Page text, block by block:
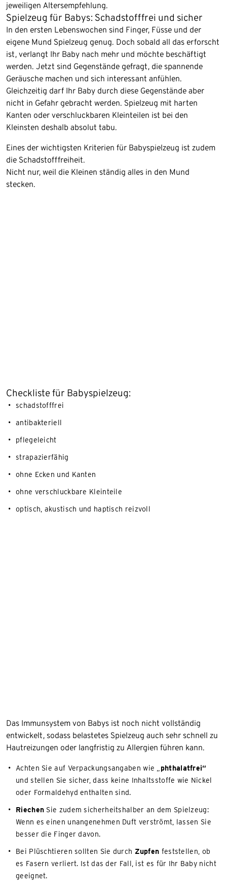
jeweiligen Altersempfehlung.
Spielzeug für Babys: Schadstofffrei und sicher
In den ersten Lebenswochen sind Finger, Füsse und der
eigene Mund Spielzeug genug. Doch sobald all das erforscht
ist, verlangt Ihr Baby nach mehr und möchte beschäftigt
werden. Jetzt sind Gegenstände gefragt, die spannende
Geräusche machen und sich interessant anfühlen.
Gleichzeitig darf Ihr Baby durch diese Gegenstände aber
nicht in Gefahr gebracht werden. Spielzeug mit harten
Kanten oder verschluckbaren Kleinteilen ist bei den
Kleinsten deshalb absolut tabu.
Eines der wichtigsten Kriterien für Babyspielzeug ist zudem
die Schadstofffreiheit.
Nicht nur, weil die Kleinen ständig alles in den Mund
stecken.
Checkliste für Babyspielzeug:
schadstofffrei
antibakteriell
pflegeleicht
strapazierfähig
ohne Ecken und Kanten
ohne verschluckbare Kleinteile
optisch, akustisch und haptisch reizvoll
Das Immunsystem von Babys ist noch nicht vollständig
entwickelt, sodass belastetes Spielzeug auch sehr schnell zu
Hautreizungen oder langfristig zu Allergien führen kann.
Achten Sie auf Verpackungsangaben wie „ phthalatfrei“
und stellen Sie sicher, dass keine Inhaltsstoffe wie Nickel
oder Formaldehyd enthalten sind.
Riechen Sie zudem sicherheitshalber an dem Spielzeug:
Wenn es einen unangenehmen Duft verströmt, lassen Sie
besser die Finger davon.
Bei Plüschtieren sollten Sie durch Zupfen feststellen, ob
es Fasern verliert. Ist das der Fall, ist es für Ihr Baby nicht
geeignet.